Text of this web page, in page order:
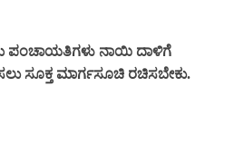
ಪಂಚಾಯತಿಗಳು ನಾಯಿ ದಾಳಿಗೆ
ಸೂಕ್ತ ಮಾರ್ಗಸೂಚಿ ರಚಿಸಬೇಕು.